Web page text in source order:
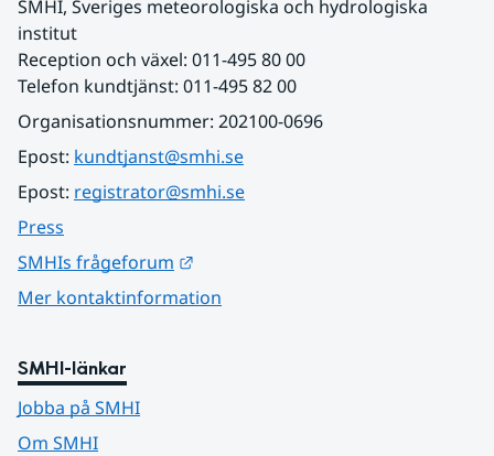
SMHI, Sveriges meteorologiska och hydrologiska
institut
Reception och växel: 011-495 80 00
Telefon kundtjänst: 011-495 82 00
Organisationsnummer: 202100-0696
Epost: kundtjanst@smhi.se
Epost: registrator@smhi.se
Press
SMHIs frågeforum
Mer kontaktinformation
SMHI-länkar
Jobba på SMHI
Om SMHI